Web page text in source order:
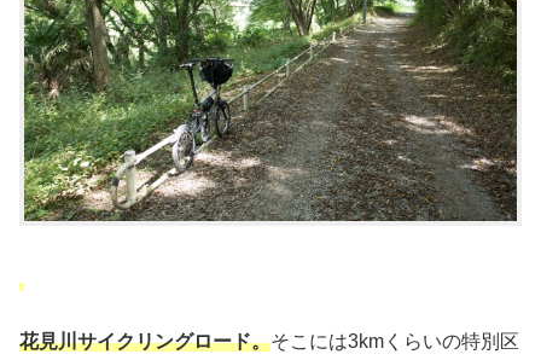
花見川サイクリングロード。そこには3kmくらいの特別区